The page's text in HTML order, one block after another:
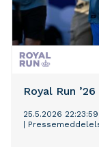
Royal Run
25.5.2026 22:23:59